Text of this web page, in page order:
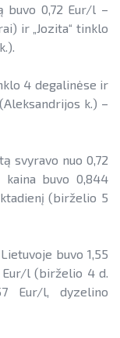
buvo 0,72 Eur/l –
ir „Jozita“ tinklo
4 degalinėse ir
k.) –
svyravo nuo 0,72
buvo 0,844
(birželio 5
buvo 1,55
Eur/l (birželio 4 d.
Eur/l, dyzelino